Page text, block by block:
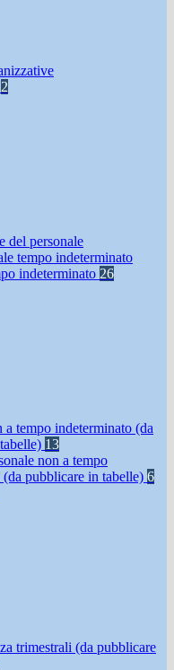
2
del personale
tempo indeterminato
indeterminato 26
a tempo indeterminato (da
13
non a tempo
pubblicare in tabelle) 6
trimestrali (da pubblicare